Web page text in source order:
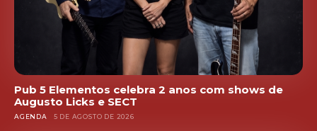
Pub 5 Elementos celebra 2 anos com shows de
Augusto Licks e SECT
AGENDA 5 DE AGOSTO DE 2026